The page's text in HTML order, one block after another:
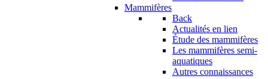
Mammifères
Back
Actualités en lien
Étude des mammifères
Les mammifères semi-
aquatiques
Autres connaissances